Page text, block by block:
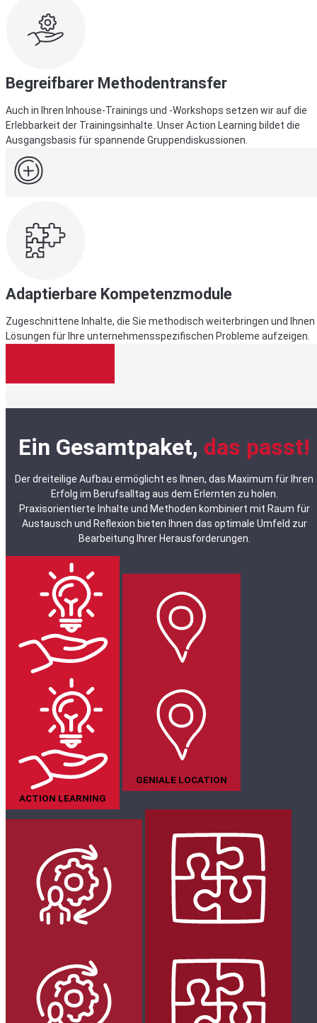
Begreifbarer Methodentransfer
Auch in Ihren Inhouse-Trainings und -Workshops setzen wir auf die
Erlebbarkeit der Trainingsinhalte. Unser Action Learning bildet die
Ausgangsbasis für spannende Gruppendiskussionen.
Adaptierbare Kompetenzmodule
Zugeschnittene Inhalte, die Sie methodisch weiterbringen und Ihnen
Lösungen für Ihre unternehmensspezifischen Probleme aufzeigen.
Ein Gesamtpaket, das passt!
Der dreiteilige Aufbau ermöglicht es Ihnen, das Maximum für Ihren
Erfolg im Berufsalltag aus dem Erlernten zu holen.
Praxisorientierte Inhalte und Methoden kombiniert mit Raum für
Austausch und Reflexion bieten Ihnen das optimale Umfeld zur
Bearbeitung Ihrer Herausforderungen.
ACTION LEARNING
GENIALE LOCATION